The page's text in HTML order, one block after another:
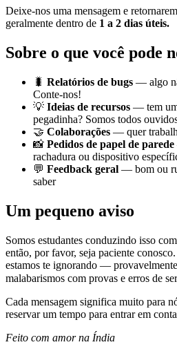
Deixe-nos uma mensagem e
geralmente dentro de 1 a 2 dias úteis.
Sobre o que você pode
🐛 Relatórios de bugs — algo
Conte-nos!
💡 Ideias de recursos — tem
pegadinha? Somos todos
🤝 Colaborações — quer
📸 Pedidos de papel de parede
rachadura ou dispositivo
💬 Feedback geral — bom ou
saber
Um pequeno aviso
Somos estudantes conduzindo isso
então, por favor, seja paciente
estamos te ignorando —
malabarismos com provas e erros de
Cada mensagem significa muito para
reservar um tempo para entrar em
Feito com amor na Índia